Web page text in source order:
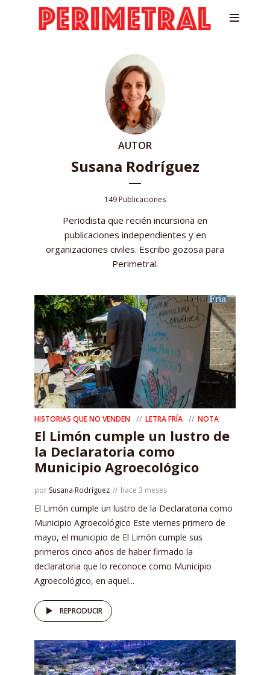
AUTOR
Susana Rodríguez
149 Publicaciones
Periodista que recién incursiona en
publicaciones independientes y en
organizaciones civiles. Escribo gozosa para
Perimetral.
HISTORIAS QUE NO VENDEN LETRA FRÍA NOTA
El Limón cumple un lustro de
la Declaratoria como
Municipio Agroecológico
por Susana Rodríguez hace 3 meses
El Limón cumple un lustro de la Declaratoria como
Municipio Agroecológico Este viernes primero de
mayo, el municipio de El Limón cumple sus
primeros cinco años de haber firmado la
declaratoria que lo reconoce como Municipio
Agroecológico, en aquel...
REPRODUCIR